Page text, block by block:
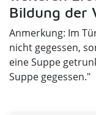
Bildung der
Anmerkung: Im
nicht gegessen,
eine Suppe
Suppe gegessen."